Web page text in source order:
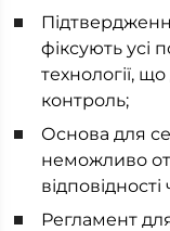
фіксують усі
технології,
контроль;
Основа для
неможливо
Регламент для